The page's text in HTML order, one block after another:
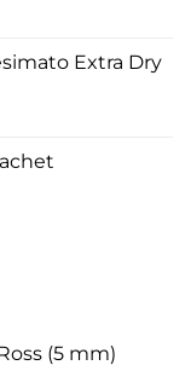
Extra Dry
(5 mm)